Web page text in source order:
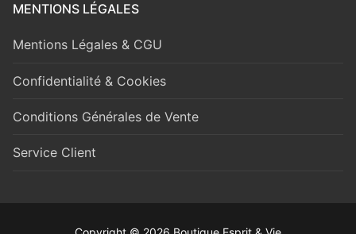
MENTIONS LÉGALES
Mentions Légales & CGU
Confidentialité & Cookies
Conditions Générales de Vente
Service Client